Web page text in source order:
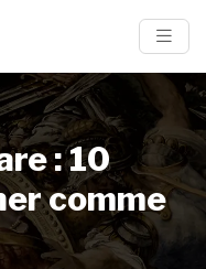
: 10
comme